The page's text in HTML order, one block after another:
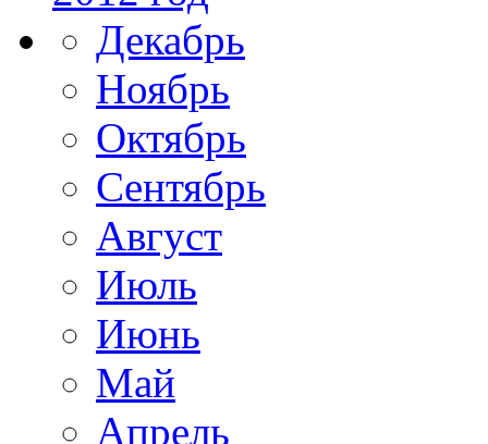
Декабрь
Ноябрь
Октябрь
Сентябрь
Август
Июль
Июнь
Май
Апрель